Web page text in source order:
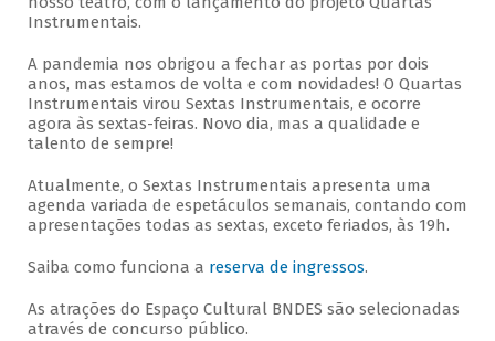
Instrumentais.
A pandemia nos obrigou a fechar as portas por dois
anos, mas estamos de volta e com novidades! O Quartas
Instrumentais virou Sextas Instrumentais, e ocorre
agora às sextas-feiras. Novo dia, mas a qualidade e
talento de sempre!
Atualmente, o Sextas Instrumentais apresenta uma
agenda variada de espetáculos semanais, contando com
apresentações todas as sextas, exceto feriados, às 19h.
Saiba como funciona a reserva de ingressos.
As atrações do Espaço Cultural BNDES são selecionadas
através de concurso público.